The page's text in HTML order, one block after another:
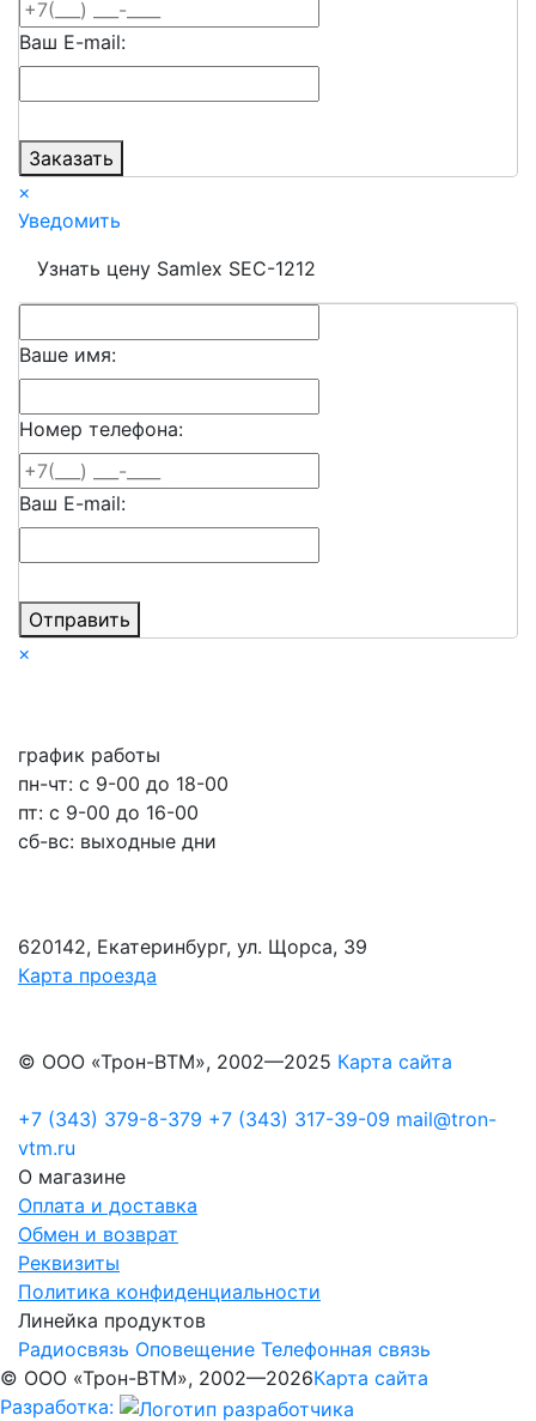
Ваш E-mail:
Заказать
×
Уведомить
Узнать цену Samlex SEC-1212
Ваше имя:
Номер телефона:
Ваш E-mail:
Отправить
×
график работы
пн-чт: c 9-00 до 18-00
пт: с 9-00 до 16-00
сб-вс: выходные дни
620142, Екатеринбург, ул. Щорса, 39
Карта проезда
© ООО «Трон-ВТМ», 2002—2025 Карта сайта
+7 (343) 379-8-379 +7 (343) 317-39-09 mail@tron-
vtm.ru
О магазине
Оплата и доставка
Обмен и возврат
Реквизиты
Политика конфиденциальности
Линейка продуктов
Радиосвязь Оповещение Телефонная связь
© ООО «Трон-ВТМ», 2002—2026Карта сайта
Разработка: